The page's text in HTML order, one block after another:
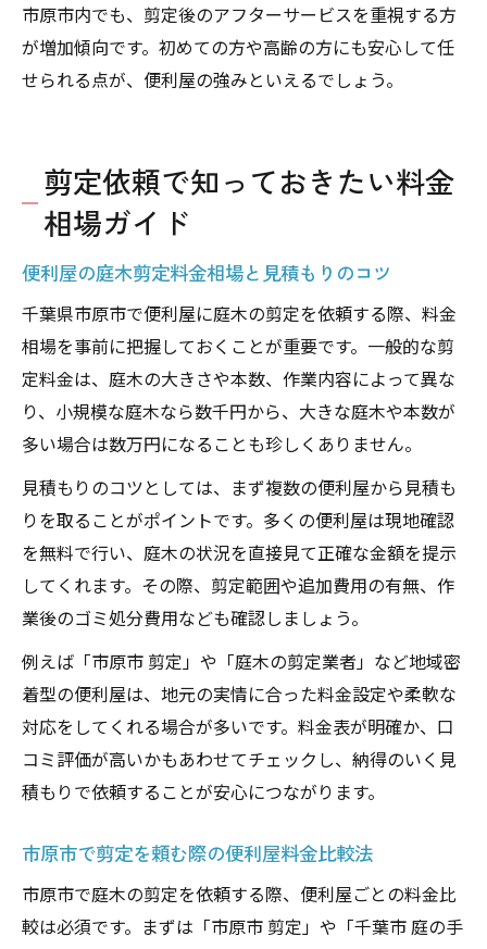
市原市内でも、剪定後のアフターサービスを重視する方
が増加傾向です。初めての方や高齢の方にも安心して任
せられる点が、便利屋の強みといえるでしょう。
剪定依頼で知っておきたい料金
相場ガイド
便利屋の庭木剪定料金相場と見積もりのコツ
千葉県市原市で便利屋に庭木の剪定を依頼する際、料金
相場を事前に把握しておくことが重要です。一般的な剪
定料金は、庭木の大きさや本数、作業内容によって異な
り、小規模な庭木なら数千円から、大きな庭木や本数が
多い場合は数万円になることも珍しくありません。
見積もりのコツとしては、まず複数の便利屋から見積も
りを取ることがポイントです。多くの便利屋は現地確認
を無料で行い、庭木の状況を直接見て正確な金額を提示
してくれます。その際、剪定範囲や追加費用の有無、作
業後のゴミ処分費用なども確認しましょう。
例えば「市原市 剪定」や「庭木の剪定業者」など地域密
着型の便利屋は、地元の実情に合った料金設定や柔軟な
対応をしてくれる場合が多いです。料金表が明確か、口
コミ評価が高いかもあわせてチェックし、納得のいく見
積もりで依頼することが安心につながります。
市原市で剪定を頼む際の便利屋料金比較法
市原市で庭木の剪定を依頼する際、便利屋ごとの料金比
較は必須です。まずは「市原市 剪定」や「千葉市 庭の手